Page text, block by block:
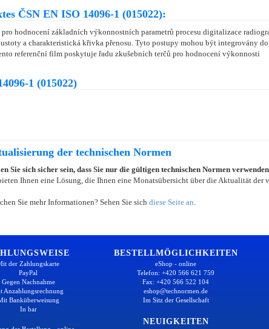
ČSN EN ISO 14096-1 (015022):
hodnocení základních výkonnostních parametrů procesu digitalizace
a charakteristická křivka přenosu. Tyto postupy mohou být integrovány
referenční film poskytuje řadu zkušebních terčů pro hodnocení výkonnosti
1 (015022)
der technischen Normen
Sie sich sicher sein, dass Sie nur die gültigen technischen Normen
Ihnen eine Lösung, die Ihnen eine Monatsübersicht über die Aktualität der
Sie mehr Informationen? Sehen Sie sich diese Seite an.
der Zahlungskarte
PayPal
Gegen Nachnahme
Anzahlungsrechnung
Banküberweisung
In bar
BESTELLMÖGLICHKEITEN
eShop - online
Telefon: +420 566 621 759
Fax: +420 566 522 104
eshop@technormen.de
Im Sitz der Gesellschaft
NEUIGKEITEN